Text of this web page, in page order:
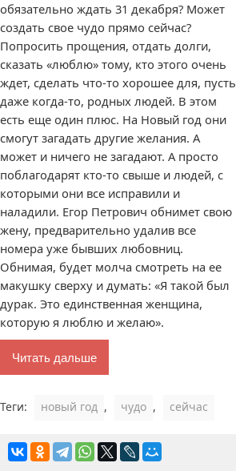
обязательно ждать 31 декабря? Может
создать свое чудо прямо сейчас?
Попросить прощения, отдать долги,
сказать «люблю» тому, кто этого очень
ждет, сделать что-то хорошее для, пусть
даже когда-то, родных людей. В этом
есть еще один плюс. На Новый год они
смогут загадать другие желания. А
может и ничего не загадают. А просто
поблагодарят кто-то свыше и людей, с
которыми они все исправили и
наладили. Егор Петрович обнимет свою
жену, предварительно удалив все
номера уже бывших любовниц.
Обнимая, будет молча смотреть на ее
макушку сверху и думать: «Я такой был
дурак. Это единственная женщина,
которую я люблю и желаю».
Читать дальше
Теги: новый год , чудо , сейчас